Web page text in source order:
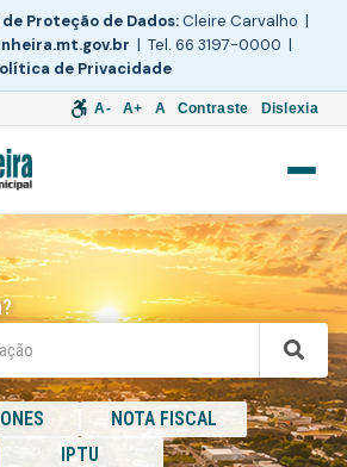
Proteção de Dados:Cleire Carvalho |
| Tel. 66 3197-0000 |
de Privacidade
A- A+ A Contraste Dislexia
NOTA FISCAL
IPTU